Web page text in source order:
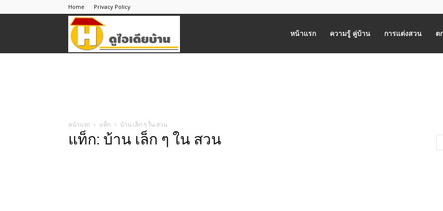
Home Privacy Policy
หน้าแรก ความรู้ คู่บ้าน การแต่งสวน ต
หน้าแรก แท็ก บ้าน เล็ก ๆ ใน สวน
แท็ก: บ้าน เล็ก ๆ ใน สวน